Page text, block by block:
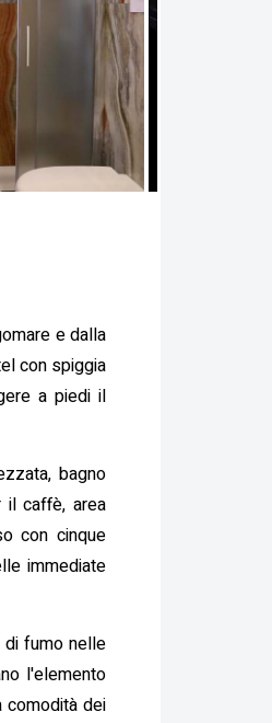
e dalla
con spiggia
a piedi il
bagno
il caffè, area
con cinque
immediate
di fumo nelle
l'elemento
comodità dei